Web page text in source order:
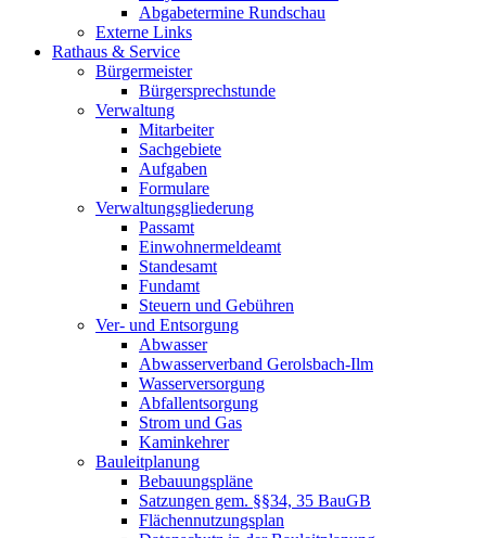
Abgabetermine Rundschau
Externe Links
Rathaus & Service
Bürgermeister
Bürgersprechstunde
Verwaltung
Mitarbeiter
Sachgebiete
Aufgaben
Formulare
Verwaltungsgliederung
Passamt
Einwohnermeldeamt
Standesamt
Fundamt
Steuern und Gebühren
Ver- und Entsorgung
Abwasser
Abwasserverband Gerolsbach-Ilm
Wasserversorgung
Abfallentsorgung
Strom und Gas
Kaminkehrer
Bauleitplanung
Bebauungspläne
Satzungen gem. §§34, 35 BauGB
Flächennutzungsplan